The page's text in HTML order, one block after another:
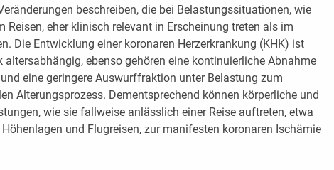
beschreiben, die bei Belastungs­situationen, wie
Reisen, eher klinisch relevant in Erscheinung treten als im
Die Entwicklung einer koronaren Herzerkrankung (KHK) ist
altersabhängig, ebenso gehören eine kontinuierliche Abnahme
eine geringere Auswurffraktion unter Belastung zum
Alterungsprozess. Dementsprechend können körperliche und
wie sie fallweise anlässlich einer Reise auftreten, etwa
und Flugreisen, zur manifesten koronaren Ischämie